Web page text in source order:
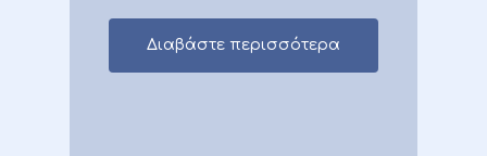
Διαβάστε περισσότερα